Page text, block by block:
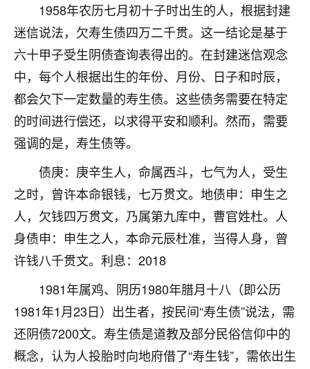
1958年农历七月初十子时出生的人，根据封建
迷信说法，欠寿生债四万二千贯。这一结论是基于
六十甲子受生阴债查询表得出的。在封建迷信观念
中，每个人根据出生的年份、月份、日子和时辰，
都会欠下一定数量的寿生债。这些债务需要在特定
的时间进行偿还，以求得平安和顺利。然而，需要
强调的是，寿生债等。
债庚：庚辛生人，命属西斗，七气为人，受生
之时，曾许本命银钱，七万贯文。地债申：申生之
人，欠钱四万贯文，乃属第九库中，曹官姓杜。人
身债申：申生之人，本命元辰杜准，当得人身，曾
许钱八千贯文。利息：2018
1981年属鸡、阴历1980年腊月十八（即公历
1981年1月23日）出生者，按民间“寿生债”说法，需
还阴债7200文。寿生债是道教及部分民俗信仰中的
概念，认为人投胎时向地府借了“寿生钱”，需依出生
鹿森 ：可怜天下父母心啊！
3小时前 来自河北 16
付深
我是公司人事调整，有升迁机会，但同时竞争的我们
三个，找老师的时候是抱着侥幸心理，没想到老师看
着我晋升有望，我半信半疑的按照老师建议，做了化
太岁还有一个发钱粮，本来年前的人事调整，拖到年
后，我以为都没戏了，结果开年一上班，开会提拔升
职第一个就是我，职务无所谓，主要是底薪加了
3000，非常开心，无论如何，感恩感谢！🙏🏻
鹿森：恭喜升职加薪！！，请客吗？�
12小时前 来自北京
心心相印
我身体不太好，总是病病殃殃的，去检查又没什么大
问题，反正就是不舒服。中医西医看遍了，找不到问
题，后来无意中看到有人推荐慧来老师，跟老师聊过
之后，心情豁然开朗，也听老师建议，处理了一些因